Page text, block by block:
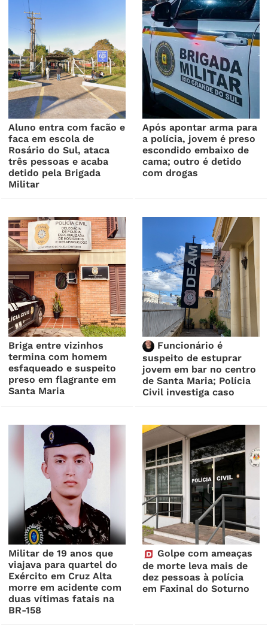
Aluno entra com facão e
faca em escola de
Rosário do Sul, ataca
três pessoas e acaba
detido pela Brigada
Militar
Após apontar arma para
a polícia, jovem é preso
escondido embaixo de
cama; outro é detido
com drogas
Briga entre vizinhos
termina com homem
esfaqueado e suspeito
preso em flagrante em
Santa Maria
Funcionário é
suspeito de estuprar
jovem em bar no centro
de Santa Maria; Polícia
Civil investiga caso
Militar de 19 anos que
viajava para quartel do
Exército em Cruz Alta
morre em acidente com
duas vítimas fatais na
BR-158
Golpe com ameaças
de morte leva mais de
dez pessoas à polícia
em Faxinal do Soturno